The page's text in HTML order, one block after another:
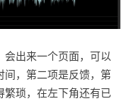
出来一个页面，可以
间，第二项是反馈，第
繁琐，在左下角还有已